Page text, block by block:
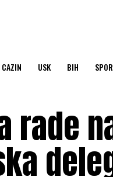
CAZIN USK BIH
rade